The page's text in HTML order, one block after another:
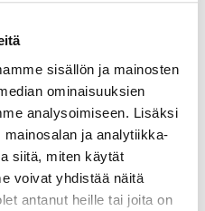
sisällön ja mainosten
ominaisuuksien
analysoimiseen. Lisäksi
ja analytiikka-
siitä, miten käytät
voivat yhdistää näitä
antanut heille tai joita on
19.5.2026:
tuolin väliin – apua